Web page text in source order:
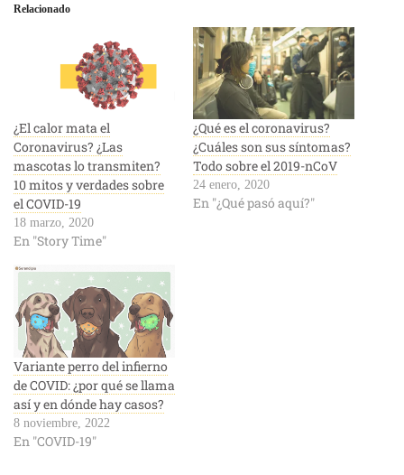
Relacionado
¿El calor mata el
Coronavirus? ¿Las
mascotas lo transmiten?
10 mitos y verdades sobre
el COVID-19
18 marzo, 2020
En "Story Time"
¿Qué es el coronavirus?
¿Cuáles son sus síntomas?
Todo sobre el 2019-nCoV
24 enero, 2020
En "¿Qué pasó aquí?"
Variante perro del infierno
de COVID: ¿por qué se llama
así y en dónde hay casos?
8 noviembre, 2022
En "COVID-19"